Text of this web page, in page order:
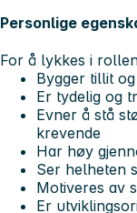
Personlige
For å lykkes i
Bygger tillit
Er tydelig og
Evner å stå
krevende
Har høy
Ser helheten
Motiveres av
Er